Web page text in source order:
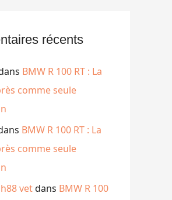
récents
BMW R 100 RT : La
comme seule
BMW R 100 RT : La
comme seule
vetdans BMW R 100